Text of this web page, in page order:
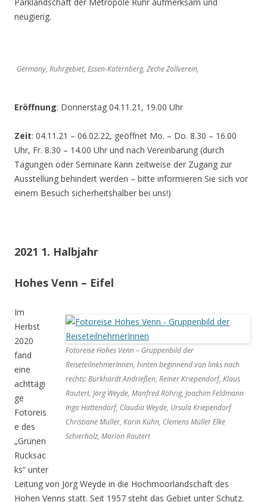
neugierig.
Germany, Ruhrgebiet, Essen-Katernberg, Zeche Zollverein,
Eröffnung: Donnerstag 04.11.21, 19.00 Uhr
Zeit: 04.11.21 – 06.02.22, geöffnet Mo. – Do. 8.30 – 16.00
Uhr, Fr. 8.30 – 14.00 Uhr und nach Vereinbarung (durch
Tagungen oder Seminare kann zeitweise der Zugang zur
Ausstellung behindert werden – bitte informieren Sie sich vor
einem Besuch sicherheitshalber bei uns!)
2021 1. Halbjahr
Hohes Venn – Eifel
Fotoreise Hohes Venn – Gruppenbild der
ReiseteilnehmerInnen, hinten beginnend von links nach
rechts: Burkhardt Andrießen, Reiner Kriependorf, Klaus
Rautert, Jörg Weyde, Manfred Röhrig, Joachim Feldmann
Ingo Hattendorf, Claudia Weyde, Ursula Kriependorf
Christiane Müller, Karin Kühn, Clemens Müller Elke
Schierholz, Marion Rautert
Im
Herbst
2020
fand
eine
achttägi
ge
Fotoreis
e des
„Grünen
Rucksac
ks“ unter
Leitung von Jörg Weyde in die Hochmoorlandschaft des
Hohen Venns statt. Seit 1957 steht das Gebiet unter Schutz.